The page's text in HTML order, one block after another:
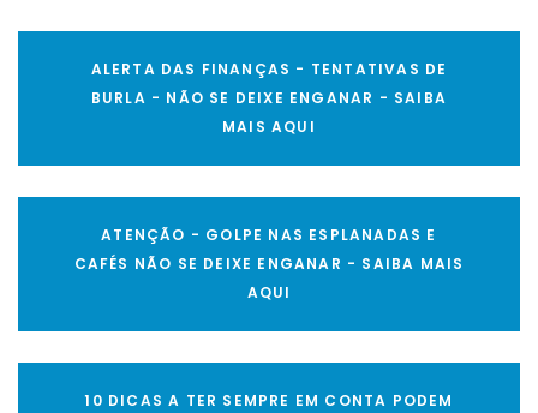
ALERTA DAS FINANÇAS - TENTATIVAS DE
BURLA - NÃO SE DEIXE ENGANAR - SAIBA
MAIS AQUI
ATENÇÃO - GOLPE NAS ESPLANADAS E
CAFÉS NÃO SE DEIXE ENGANAR - SAIBA MAIS
AQUI
10 DICAS A TER SEMPRE EM CONTA PODEM